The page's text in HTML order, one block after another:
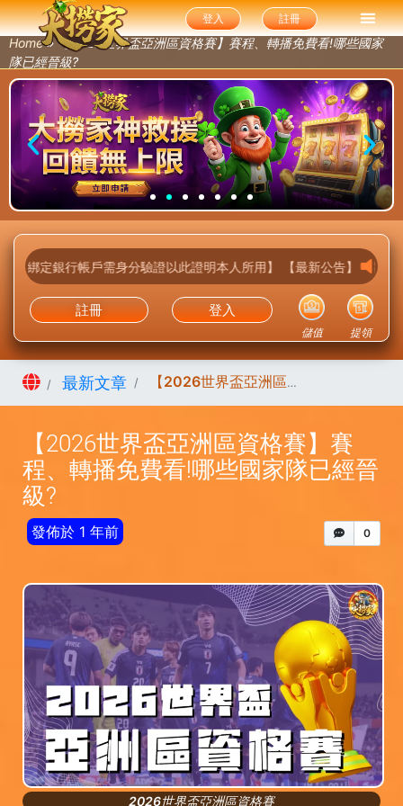
登入 註冊
Home»【2026世界盃亞洲區資格賽】賽程、轉播免費看!哪些國家
隊已經晉級?
【最新公告】 【首次綁定銀行帳戶需身分驗證以此證明本人所用】
儲值 提領
註冊 登入
首頁最新文章 【2026世界盃亞洲區資格賽】賽程、轉播免費看!哪些國家隊已經晉級?
【2026世界盃亞洲區資格賽】賽
程、轉播免費看!哪些國家隊已經晉
級?
0
發佈於 1 年前
2026世界盃亞洲區資格賽